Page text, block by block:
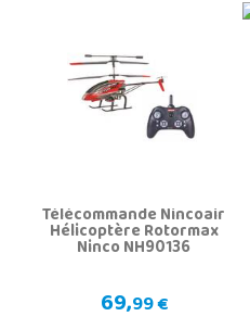
Télécommande Nincoair
Hélicoptère Rotormax
Ninco NH90136
69,99 €